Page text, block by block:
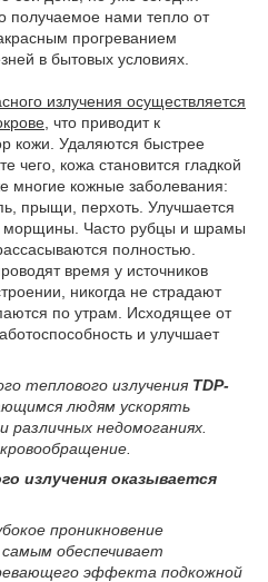
получаемое нами тепло от
прогреванием
в бытовых условиях.
излучения осуществляется
, что приводит к
кожи. Удаляются быстрее
чего, кожа становится гладкой
многие кожные заболевания:
прыщи, перхоть. Улучшается
морщины. Часто рубцы и шрамы
полностью.
время у источников
никогда не страдают
по утрам. Исходящее от
и улучшает
теплового излучения TDP-
людям ускорять
различных недомоганиях.
излучения оказывается
проникновение
обеспечивает
эффекта подкожной